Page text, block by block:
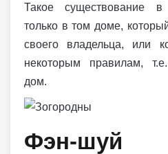
Такое существование
только в том доме,
своего владельца, или
некоторым правилам,
дом.
Фэн-